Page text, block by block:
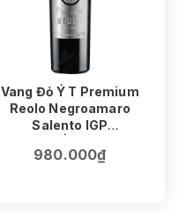
Vang Đỏ Ý T Premium
Reolo Negroamaro
Salento IGP
980.000₫